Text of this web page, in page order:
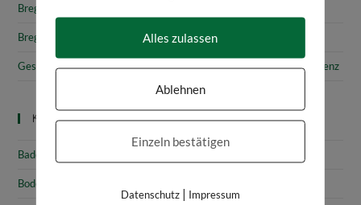
Bregenz: Kirchen, Kapellen & Kultur
Bregenz: Stadtgeschichte & Sehenswürdigkeiten
Gesammelte Schätze Vorarlbergs: Das vorarlberg museum in Bregenz
Kategorien
Baden-Württemberg
Bodensee
Alles zulassen
Ablehnen
Einzeln bestätigen
Datenschutz| Impressum